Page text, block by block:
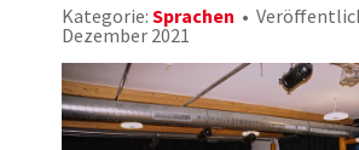
Kategorie: Sprachen
Dezember 2021